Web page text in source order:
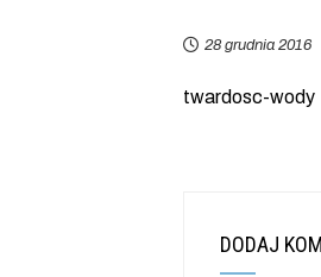
28 grudnia 2016
twardosc-wody
DODAJ